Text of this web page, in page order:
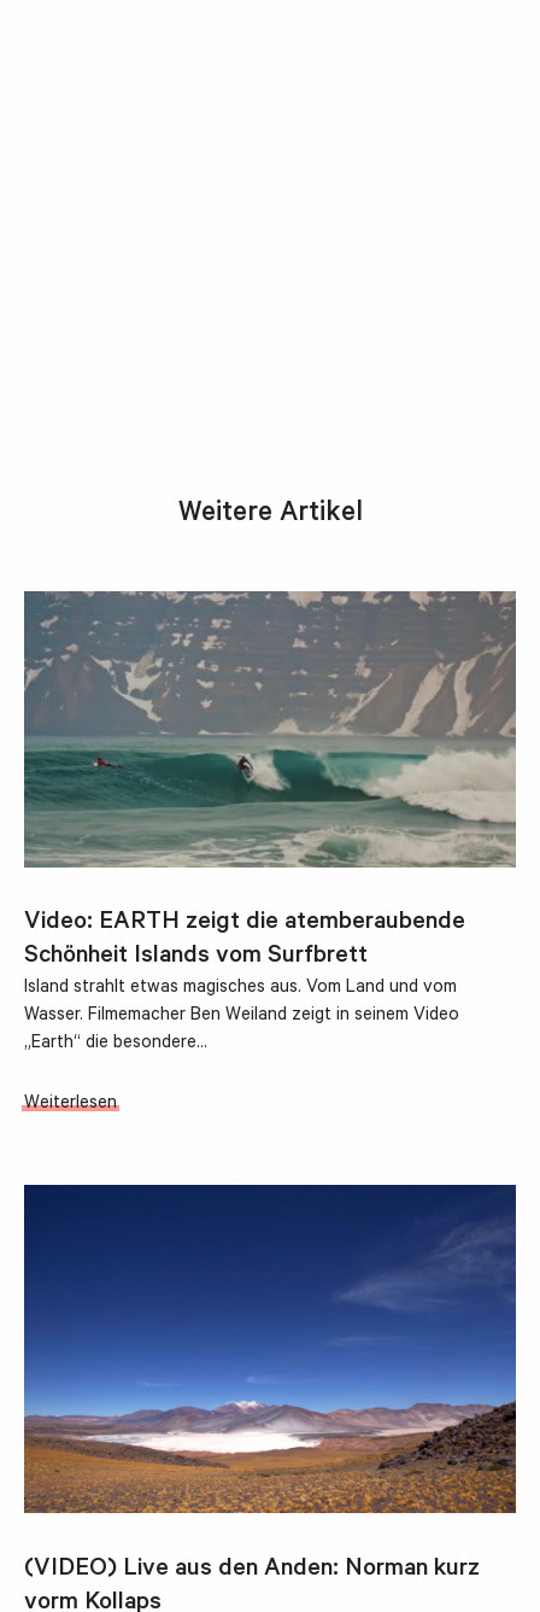
Weitere Artikel
Video: EARTH zeigt die atemberaubende
Schönheit Islands vom Surfbrett
Island strahlt etwas magisches aus. Vom Land und vom
Wasser. Filmemacher Ben Weiland zeigt in seinem Video
„Earth“ die besondere…
Weiterlesen
(VIDEO) Live aus den Anden: Norman kurz
vorm Kollaps